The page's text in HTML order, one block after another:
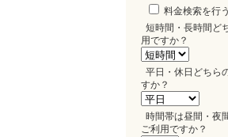
料金検索を行う
短時間・長時間ど
用ですか？
平日・休日どちら
すか？
時間帯は昼間・夜
ご利用ですか？